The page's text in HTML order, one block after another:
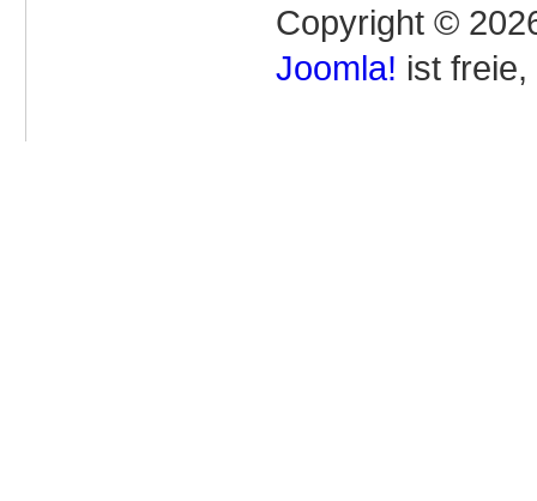
Copyright ©
Joomla! ist